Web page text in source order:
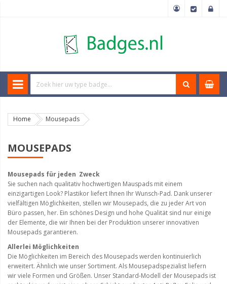
Home Mousepads
MOUSEPADS
Mousepads für jeden Zweck
Sie suchen nach qualitativ hochwertigen Mauspads mit einem
einzigartigen Look? Plastikor liefert Ihnen Ihr Wunsch-Pad. Dank unserer
vielfältigen Möglichkeiten, stellen wir Mousepads, die zu jeder Art von
Büro passen, her. Ein schönes Design und hohe Qualität sind nur einige
der Elemente, die wir Ihnen bei der Produktion unserer innovativen
Mousepads garantieren.
Allerlei Möglichkeiten
Die Möglichkeiten im Bereich des Mousepadswerden kontinuierlich
erweitert. Ähnlich wie unser Sortiment. Als Mousepadspezialist liefern
wirviele Formen und Größen. Unser Standard-Modell der Mousepads ist